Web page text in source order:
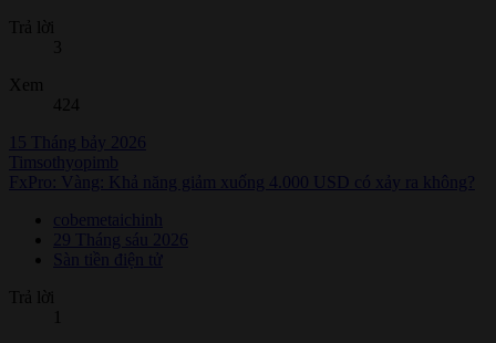
Trả lời
3
Xem
424
15 Tháng bảy 2026
Timsothyopimb
FxPro: Vàng: Khả năng giảm xuống 4.000 USD có xảy ra không?
cobemetaichinh
29 Tháng sáu 2026
Sàn tiền điện tử
Trả lời